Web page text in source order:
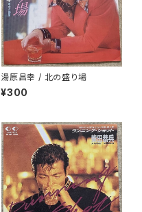
湯原昌幸 / 北の盛り場
¥300